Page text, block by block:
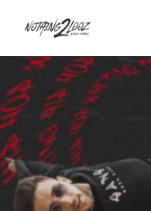
ACCUEIL
LE CONCEPT
GUEST
QUALIFIERS
HISTORY
INFOS/CONTACT